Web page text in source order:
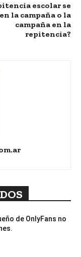
escolar se
la campaña o la
campaña en la
repitencia?
de OnlyFans no